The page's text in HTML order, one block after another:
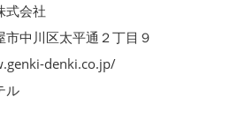
式会社
中川区太平通２丁目９
denki.co.jp/
ル